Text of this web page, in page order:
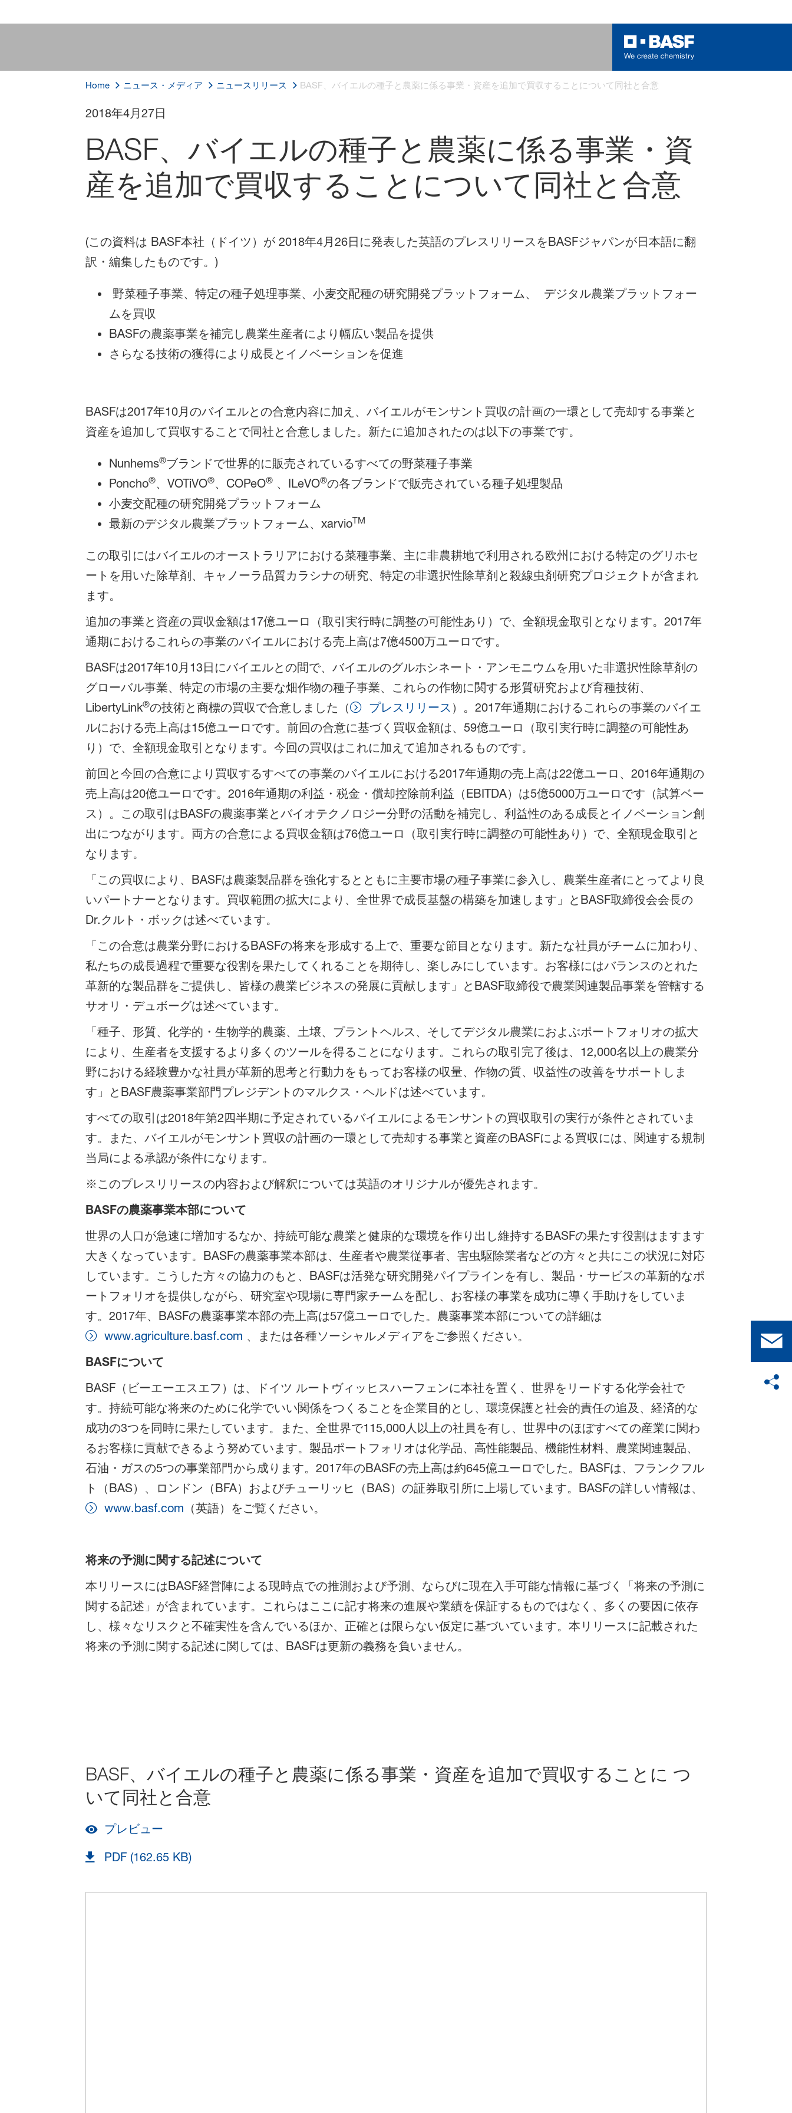
Home ニュース・メディア ニュースリリース BASF、バイエルの種子と農薬に係る事業・資産を追加で買収することについて同社と合意
2018年4月27日
BASF、バイエルの種子と農薬に係る事業・資
産を追加で買収することについて同社と合意
(この資料は BASF本社（ドイツ）が 2018年4月26日に発表した英語のプレスリリースをBASFジャパンが日本語に翻
訳・編集したものです。)
野菜種子事業、特定の種子処理事業、小麦交配種の研究開発プラットフォーム、 デジタル農業プラットフォー
ムを買収
BASFの農薬事業を補完し農業生産者により幅広い製品を提供
さらなる技術の獲得により成長とイノベーションを促進
BASFは2017年10月のバイエルとの合意内容に加え、バイエルがモンサント買収の計画の一環として売却する事業と
資産を追加して買収することで同社と合意しました。新たに追加されたのは以下の事業です。
Nunhems®ブランドで世界的に販売されているすべての野菜種子事業
Poncho®、VOTiVO®、COPeO®、ILeVO®の各ブランドで販売されている種子処理製品
小麦交配種の研究開発プラットフォーム
最新のデジタル農業プラットフォーム、xarvioTM
この取引にはバイエルのオーストラリアにおける菜種事業、主に非農耕地で利用される欧州における特定のグリホセ
ートを用いた除草剤、キャノーラ品質カラシナの研究、特定の非選択性除草剤と殺線虫剤研究プロジェクトが含まれ
ます。
追加の事業と資産の買収金額は17億ユーロ（取引実行時に調整の可能性あり）で、全額現金取引となります。2017年
通期におけるこれらの事業のバイエルにおける売上高は7億4500万ユーロです。
BASFは2017年10月13日にバイエルとの間で、バイエルのグルホシネート・アンモニウムを用いた非選択性除草剤の
グローバル事業、特定の市場の主要な畑作物の種子事業、これらの作物に関する形質研究および育種技術、
LibertyLink®の技術と商標の買収で合意しました（ プレスリリース ）。2017年通期におけるこれらの事業のバイエ
ルにおける売上高は15億ユーロです。前回の合意に基づく買収金額は、59億ユーロ（取引実行時に調整の可能性あ
り）で、全額現金取引となります。今回の買収はこれに加えて追加されるものです。
前回と今回の合意により買収するすべての事業のバイエルにおける2017年通期の売上高は22億ユーロ、2016年通期の
売上高は20億ユーロです。2016年通期の利益・税金・償却控除前利益（EBITDA）は5億5000万ユーロです（試算ベー
ス）。この取引はBASFの農薬事業とバイオテクノロジー分野の活動を補完し、利益性のある成長とイノベーション創
出につながります。両方の合意による買収金額は76億ユーロ（取引実行時に調整の可能性あり）で、全額現金取引と
なります。
「この買収により、BASFは農薬製品群を強化するとともに主要市場の種子事業に参入し、農業生産者にとってより良
いパートナーとなります。買収範囲の拡大により、全世界で成長基盤の構築を加速します」とBASF取締役会会長の
Dr.クルト・ボックは述べています。
「この合意は農業分野におけるBASFの将来を形成する上で、重要な節目となります。新たな社員がチームに加わり、
私たちの成長過程で重要な役割を果たしてくれることを期待し、楽しみにしています。お客様にはバランスのとれた
革新的な製品群をご提供し、皆様の農業ビジネスの発展に貢献します」とBASF取締役で農業関連製品事業を管轄する
サオリ・デュボーグは述べています。
「種子、形質、化学的・生物学的農薬、土壌、プラントヘルス、そしてデジタル農業におよぶポートフォリオの拡大
により、生産者を支援するより多くのツールを得ることになります。これらの取引完了後は、12,000名以上の農業分
野における経験豊かな社員が革新的思考と行動力をもってお客様の収量、作物の質、収益性の改善をサポートしま
す」とBASF農薬事業部門プレジデントのマルクス・ヘルドは述べています。
すべての取引は2018年第2四半期に予定されているバイエルによるモンサントの買収取引の実行が条件とされていま
す。また、バイエルがモンサント買収の計画の一環として売却する事業と資産のBASFによる買収には、関連する規制
当局による承認が条件になります。
※このプレスリリースの内容および解釈については英語のオリジナルが優先されます。
BASFの農薬事業本部について
世界の人口が急速に増加するなか、持続可能な農業と健康的な環境を作り出し維持するBASFの果たす役割はますます
大きくなっています。BASFの農薬事業本部は、生産者や農業従事者、害虫駆除業者などの方々と共にこの状況に対応
しています。こうした方々の協力のもと、BASFは活発な研究開発パイプラインを有し、製品・サービスの革新的なポ
ートフォリオを提供しながら、研究室や現場に専門家チームを配し、お客様の事業を成功に導く手助けをしていま
す。2017年、BASFの農薬事業本部の売上高は57億ユーロでした。農薬事業本部についての詳細は
www.agriculture.basf.com 、または各種ソーシャルメディアをご参照ください。
BASFについて
BASF（ビーエーエスエフ）は、ドイツ ルートヴィッヒスハーフェンに本社を置く、世界をリードする化学会社で
す。持続可能な将来のために化学でいい関係をつくることを企業目的とし、環境保護と社会的責任の追及、経済的な
成功の3つを同時に果たしています。また、全世界で115,000人以上の社員を有し、世界中のほぼすべての産業に関わ
るお客様に貢献できるよう努めています。製品ポートフォリオは化学品、高性能製品、機能性材料、農業関連製品、
石油・ガスの5つの事業部門から成ります。2017年のBASFの売上高は約645億ユーロでした。BASFは、フランクフル
ト（BAS）、ロンドン（BFA）およびチューリッヒ（BAS）の証券取引所に上場しています。BASFの詳しい情報は、
www.basf.com （英語）をご覧ください。
将来の予測に関する記述について
本リリースにはBASF経営陣による現時点での推測および予測、ならびに現在入手可能な情報に基づく「将来の予測に
関する記述」が含まれています。これらはここに記す将来の進展や業績を保証するものではなく、多くの要因に依存
し、様々なリスクと不確実性を含んでいるほか、正確とは限らない仮定に基づいています。本リリースに記載された
将来の予測に関する記述に関しては、BASFは更新の義務を負いません。
BASF、バイエルの種子と農薬に係る事業・資産を追加で買収することに つ
いて同社と合意
プレビュー
PDF (162.65 KB)